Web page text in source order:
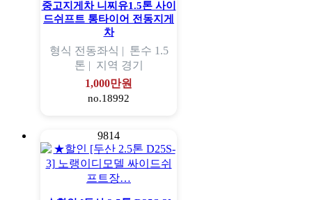
중고지게차 니찌유1.5톤 사이
드쉬프트 통타이어 전동지게
차
형식 전동좌식 | 톤수 1.5
톤 | 지역 경기
1,000만원
no.18992
9814